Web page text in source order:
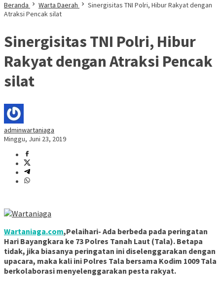
Beranda Warta Daerah
Sinergisitas TNI Polri, Hibur Rakyat dengan
Atraksi Pencak silat
Sinergisitas TNI Polri, Hibur
Rakyat dengan Atraksi Pencak
silat
adminwartaniaga
Minggu, Juni 23, 2019
Wartaniaga.com,Pelaihari- Ada berbeda pada peringatan
Hari Bayangkara ke 73 Polres Tanah Laut (Tala). Betapa
tidak, jika biasanya peringatan ini diselenggarakan dengan
upacara, maka kali ini Polres Tala bersama Kodim 1009 Tala
berkolaborasi menyelenggarakan pesta rakyat.